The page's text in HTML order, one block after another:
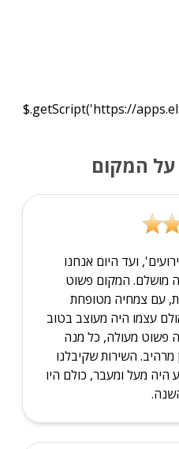
$.getScript('https://
על המקום
ועד היום אנחנו
מושלם. המקום פשוט